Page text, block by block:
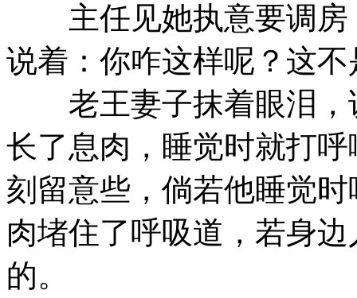
主任见她执意要调房
说着：你咋这样呢？这
老王妻子抹着眼泪，
长了息肉，睡觉时就打
刻留意些，倘若他睡觉
肉堵住了呼吸道，若身
的。